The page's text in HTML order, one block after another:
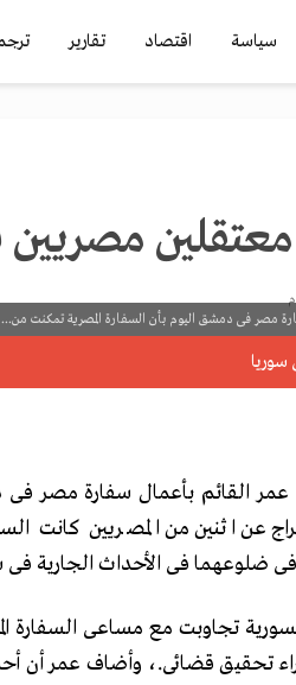
سياسة اقتصاد تقارير
معتقلين
مصر فى دمشق اليوم بأن السفارة المصرية تمكنت من...
القائم بأعمال سفارة مصر فى
عن اثنين من المصريين كانت
فى ضلوعهما فى الأحداث الجارية فى
تجاوبت مع مساعى السفارة
تحقيق قضائى.، وأضاف عمر أن